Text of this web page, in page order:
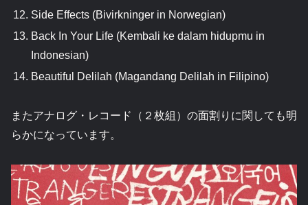
Side Effects (Bivirkninger in Norwegian)
Back In Your Life (Kembali ke dalam hidupmu in
Indonesian)
Beautiful Delilah (Magandang Delilah in Filipino)
またアナログ・レコード（２枚組）の面割りに関しても明
らかになっています。